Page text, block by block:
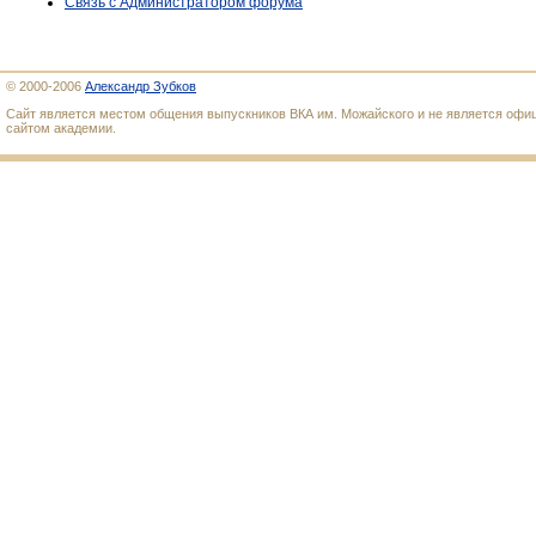
© 2000-2006 Александр Зубков
Сайт является местом общения выпускников ВКА им. Можайского и не является
сайтом академии.